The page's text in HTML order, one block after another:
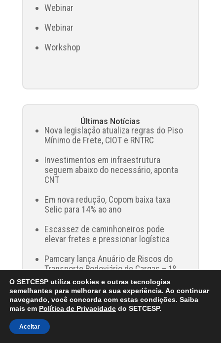
Webinar
Webinar
Workshop
Últimas Notícias
Nova legislação atualiza regras do Piso
Mínimo de Frete, CIOT e RNTRC
Investimentos em infraestrutura
seguem abaixo do necessário, aponta
CNT
Em nova redução, Copom baixa taxa
Selic para 14% ao ano
Escassez de caminhoneiros pode
elevar fretes e pressionar logística
Pamcary lança Anuário de Riscos do
Transporte Rodoviário de Cargas – 1º
semestre de 2026
Summit 2026: Levantamento inédito
apoia o setor na implementação dos
pilares ESG
O SETCESP utiliza cookies e outras tecnologias
semelhantes para melhorar a sua experiência. Ao continuar
navegando, você concorda com estas condições. Saiba
mais em Política de Privacidade do SETCESP.
Aceitar